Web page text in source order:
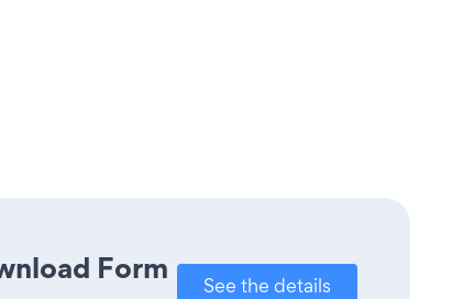
Form
See the details